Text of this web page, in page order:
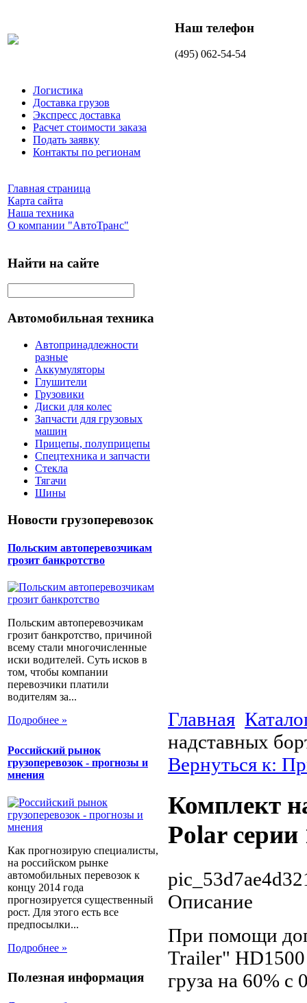
Наш телефон
(495) 062-54-54
Логистика
Доставка грузов
Экспресс доставка
Расчет стоимости заказа
Подать заявку
Контакты по регионам
Главная страница
Карта сайта
Наша техника
О компании "АвтоТранс"
Найти на сайте
Автомобильная техника
Автопринадлежности
разные
Аккумуляторы
Глушители
Грузовики
Диски для колес
Запчасти для грузовых
машин
Прицепы, полуприцепы
Спецтехника и запчасти
Стекла
Тягачи
Шины
Новости грузоперевозок
Польским автоперевозчикам
грозит банкротство
Польским автоперевозчикам
грозит банкротство, причиной
всему стали многочисленные
иски водителей. Суть исков в
том, чтобы компании
перевозчики платили
водителям за...
Подробнее »
Российский рынок
грузоперевозок - прогнозы и
мнения
Как прогнозирую специалисты,
на российском рынке
автомобильных перевозок к
концу 2014 года
прогнозируется существенный
рост. Для этого есть все
предпосылки...
Подробнее »
Полезная информация
Главная
надставных
Вернуться к:
Комплект
Polar серии
Описание
При помощи
Trailer" HD1500
груза на 60% с